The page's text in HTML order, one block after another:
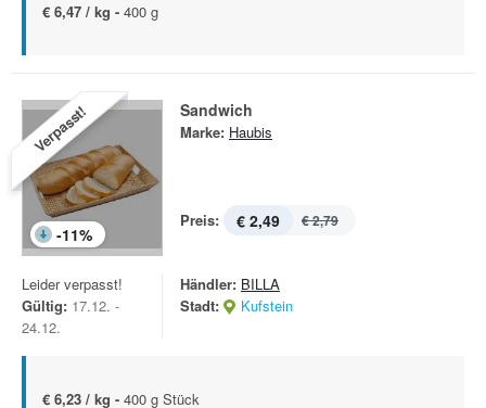
€ 6,47 / kg - 400 g
Verpasst!
-11%
Sandwich
Marke: Haubis
Preis: € 2,49 € 2,79
Leider verpasst!
Gültig: 17.12. -
24.12.
Händler: BILLA
Stadt:
Kufstein
€ 6,23 / kg - 400 g Stück